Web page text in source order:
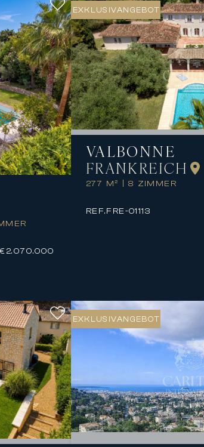
EXKLUSIVANGEBOT
VALBONNE
FRANKREICH
277 M² 8 ZIMMER
REF.FRE-01113
EXKLUSIVANGEBOT